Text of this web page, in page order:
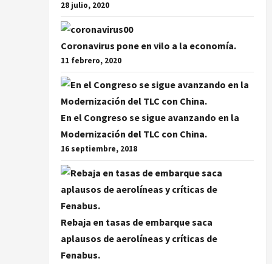
28 julio, 2020
Coronavirus pone en vilo a la economía.
11 febrero, 2020
En el Congreso se sigue avanzando en la
Modernización del TLC con China.
16 septiembre, 2018
Rebaja en tasas de embarque saca
aplausos de aerolíneas y críticas de
Fenabus.